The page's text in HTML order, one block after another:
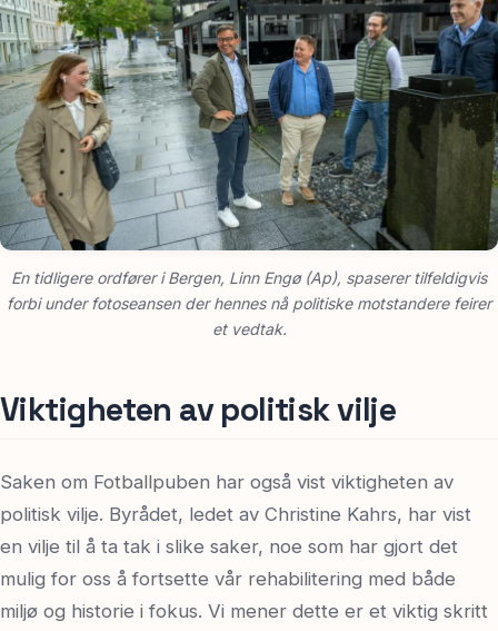
En tidligere ordfører i Bergen, Linn Engø (Ap), spaserer tilfeldigvis
forbi under fotoseansen der hennes nå politiske motstandere feirer
et vedtak.
Viktigheten av politisk vilje
Saken om Fotballpuben har også vist viktigheten av
politisk vilje. Byrådet, ledet av Christine Kahrs, har vist
en vilje til å ta tak i slike saker, noe som har gjort det
mulig for oss å fortsette vår rehabilitering med både
miljø og historie i fokus. Vi mener dette er et viktig skritt